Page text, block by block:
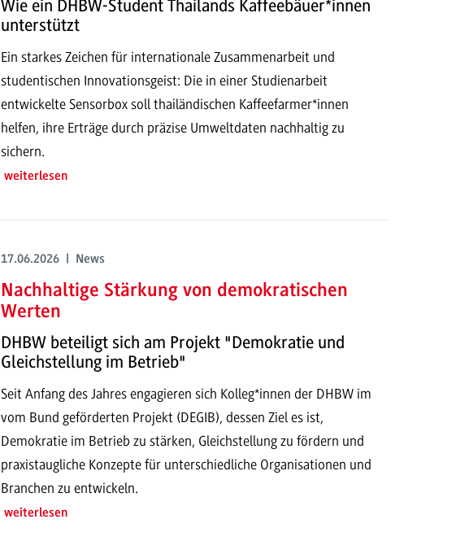
Wie ein DHBW-Student Thailands Kaffeebäuer*innen
unterstützt
Ein starkes Zeichen für internationale Zusammenarbeit und
studentischen Innovationsgeist: Die in einer Studienarbeit
entwickelte Sensorbox soll thailändischen Kaffeefarmer*innen
helfen, ihre Erträge durch präzise Umweltdaten nachhaltig zu
sichern.
weiterlesen
17.06.2026 | News
Nachhaltige Stärkung von demokratischen
Werten
DHBW beteiligt sich am Projekt "Demokratie und
Gleichstellung im Betrieb"
Seit Anfang des Jahres engagieren sich Kolleg*innen der DHBW im
vom Bund geförderten Projekt (DEGIB), dessen Ziel es ist,
Demokratie im Betrieb zu stärken, Gleichstellung zu fördern und
praxistaugliche Konzepte für unterschiedliche Organisationen und
Branchen zu entwickeln.
weiterlesen